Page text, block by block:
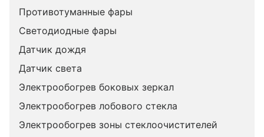
Противотуманные фары
Светодиодные фары
Датчик дождя
Датчик света
Электрообогрев боковых зеркал
Электрообогрев лобового стекла
Электрообогрев зоны стеклоочистителей